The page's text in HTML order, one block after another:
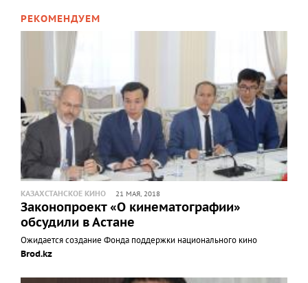
РЕКОМЕНДУЕМ
КАЗАХСТАНСКОЕ КИНО 21 МАЯ, 2018
Законопроект «О кинематографии»
обсудили в Астане
Ожидается создание Фонда поддержки национального кино
Brod.kz